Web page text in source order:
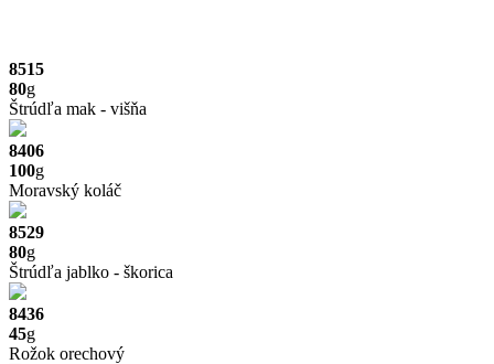
8515
80g
Štrúdľa mak - višňa
8406
100g
Moravský koláč
8529
80g
Štrúdľa jablko - škorica
8436
45g
Rožok orechový